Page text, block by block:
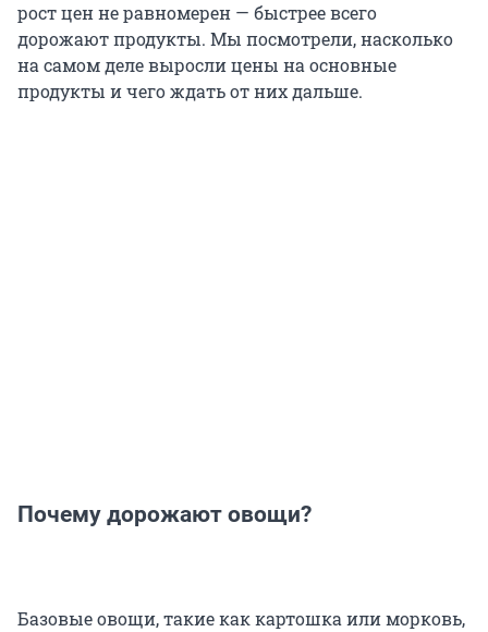
рост цен не равномерен — быстрее всего
дорожают продукты. Мы посмотрели, насколько
на самом деле выросли цены на основные
продукты и чего ждать от них дальше.
Почему дорожают овощи?
Базовые овощи, такие как картошка или морковь,